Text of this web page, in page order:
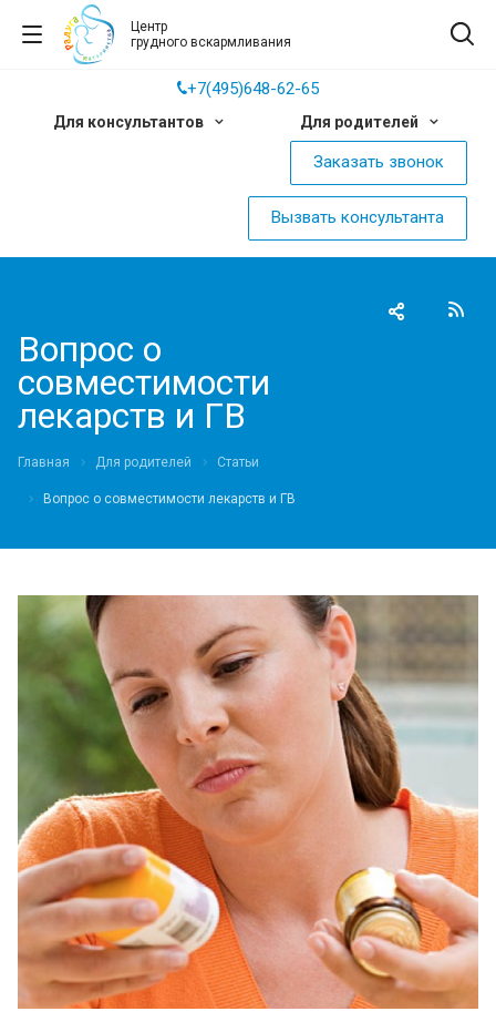
Центр
грудного вскармливания
+7(495)648-62-65
Для консультантов Для родителей
Заказать звонок
Вызвать консультанта
Вопрос о
совместимости
лекарств и ГВ
Главная Для родителей Статьи
Вопрос о совместимости лекарств и ГВ